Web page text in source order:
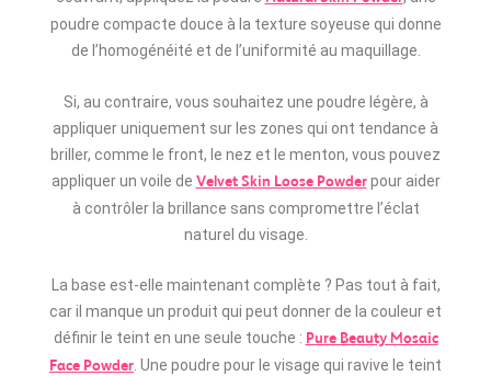
poudre compacte douce à la texture soyeuse qui donne
de l’homogénéité et de l’uniformité au maquillage.
Si, au contraire, vous souhaitez une poudre légère, à
appliquer uniquement sur les zones qui ont tendance à
briller, comme le front, le nez et le menton, vous pouvez
appliquer un voile de Velvet Skin Loose Powderpour aider
à contrôler la brillance sans compromettre l’éclat
naturel du visage.
La base est-elle maintenant complète ? Pas tout à fait,
car il manque un produit qui peut donner de la couleur et
définir le teint en une seule touche : Pure Beauty Mosaic
Face Powder . Une poudre pour le visage qui ravive le teint